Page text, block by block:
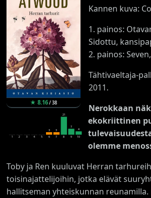
★8.16/38
1 2 3 4 5
3
6
3
7
21
8
7
9
4
10
Kannen kuva:
1. painos:
Sidottu,
2. painos:
Tähtivaeltaja-
2011.
Nerokkaan
ekokriittinen
olemme
Toby ja Ren kuuluvat Herran
toisinajattelijoihin, jotka elävät
hallitseman yhteiskunnan reunamilla.